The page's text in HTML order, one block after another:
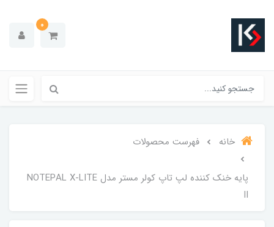
0
خانه فهرست محصولات
پایه خنک کننده لپ تاپ کولر مستر مدل NOTEPAL X-LITE
II